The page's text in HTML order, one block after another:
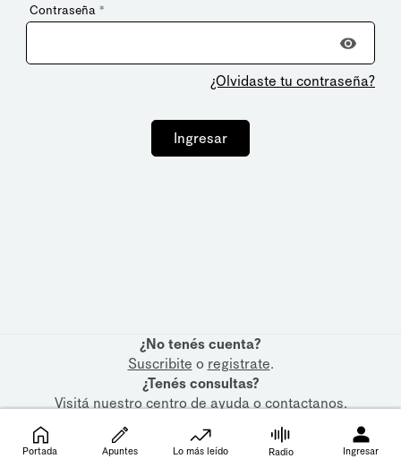
Contraseña *
¿Olvidaste tu contraseña?
Ingresar
¿No tenés cuenta?
Suscribite o registrate.
¿Tenés consultas?
Visitá nuestrocentro de ayudaocontactanos.
Portada Apuntes Lo más leído Radio Ingresar